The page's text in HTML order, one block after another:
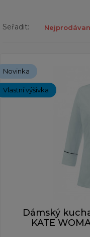
Seřadit:
Novinka
Vlastní výšivka
Dámský
KATE